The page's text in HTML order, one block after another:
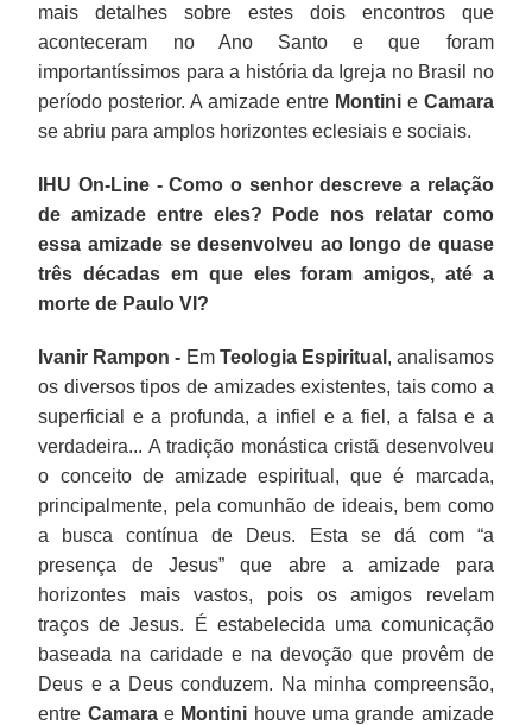
mais detalhes sobre estes dois encontros que
aconteceram no Ano Santo e que foram
importantíssimos para a história da Igreja no Brasil no
período posterior. A amizade entre Montinie Camara
se abriu para amplos horizontes eclesiais e sociais.
IHU On-Line - Como o senhor descreve a relação
de amizade entre eles? Pode nos relatar como
essa amizade se desenvolveu ao longo de quase
três décadas em que eles foram amigos, até a
morte de Paulo VI?
Ivanir Rampon - Em Teologia Espiritual , analisamos
os diversos tipos de amizades existentes, tais como a
superficial e a profunda, a infiel e a fiel, a falsa e a
verdadeira... A tradição monástica cristã desenvolveu
o conceito de amizade espiritual, que é marcada,
principalmente, pela comunhão de ideais, bem como
a busca contínua de Deus. Esta se dá com “a
presença de Jesus” que abre a amizade para
horizontes mais vastos, pois os amigos revelam
traços de Jesus. É estabelecida uma comunicação
baseada na caridade e na devoção que provêm de
Deus e a Deus conduzem. Na minha compreensão,
entre Camarae Montini houve uma grande amizade